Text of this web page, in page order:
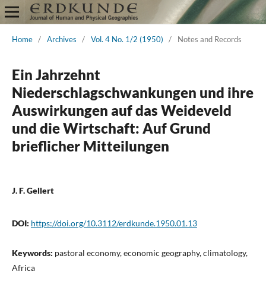
Home / Archives / Vol. 4 No. 1/2 (1950) / Notes and Records
Ein Jahrzehnt
Niederschlagschwankungen und ihre
Auswirkungen auf das Weideveld
und die Wirtschaft: Auf Grund
brieflicher Mitteilungen
J. F. Gellert
DOI: https://doi.org/10.3112/erdkunde.1950.01.13
Keywords: pastoral economy, economic geography, climatology,
Africa